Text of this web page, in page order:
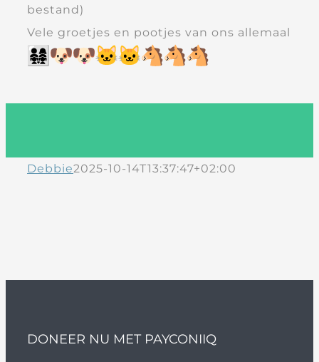
bestand)
Vele groetjes en pootjes van ons allemaal
Debbie2025-10-14T13:37:47+02:00
DONEER NU MET PAYCONIIQ